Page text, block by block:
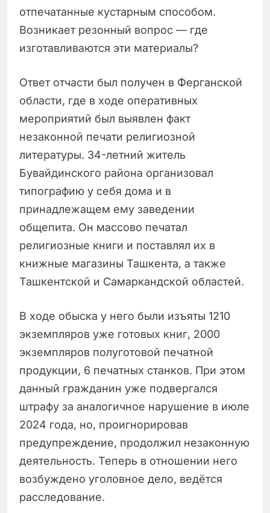
отпечатанные кустарным способом.
Возникает резонный вопрос — где
изготавливаются эти материалы?
Ответ отчасти был получен в Ферганской
области, где в ходе оперативных
мероприятий был выявлен факт
незаконной печати религиозной
литературы. 34-летний житель
Бувайдинского района организовал
типографию у себя дома и в
принадлежащем ему заведении
общепита. Он массово печатал
религиозные книги и поставлял их в
книжные магазины Ташкента, а также
Ташкентской и Самаркандской областей.
В ходе обыска у него были изъяты 1210
экземпляров уже готовых книг, 2000
экземпляров полуготовой печатной
продукции, 6 печатных станков. При этом
данный гражданин уже подвергался
штрафу за аналогичное нарушение в июле
2024 года, но, проигнорировав
предупреждение, продолжил незаконную
деятельность. Теперь в отношении него
возбуждено уголовное дело, ведётся
расследование.